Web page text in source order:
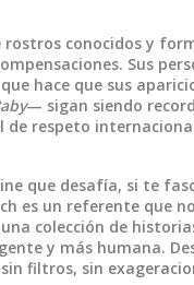
rostros conocidos y
Sus
hace que sus
— sigan siendo
respeto
que desafía, si te
es un referente que
colección de
y más humana.
filtros, sin